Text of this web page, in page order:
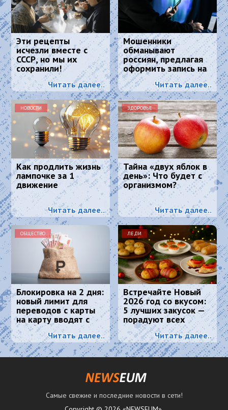
Эти рецепты
исчезли вместе с
СССР, но мы их
сохранили!
Читать далее..
Мошенники
обманывают
россиян, предлагая
оформить запись на
диспансеризацию
Читать далее..
НОВОСТИ
Как продлить жизнь
лампочке за 1
движение
Читать далее..
ЗДОРОВЬЕ
Тайна «двух яблок в
день»: Что будет с
организмом?
Читать далее..
ОБЩЕСТВО
Блокировка на 2 дня:
новый лимит для
переводов с карты
на карту вводят с
2026 года
Читать далее..
ЛЕДИ
Встречайте Новый
2026 год со вкусом:
5 лучших закусок —
порадуют всех
гостей и Огненную
ЛошадьЧитать далее..
Самые свежие и последние новости в сети!